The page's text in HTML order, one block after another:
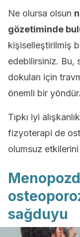
Ne olursa olsun
gözetiminde
kişiselleştirilmiş
edebilirsiniz. Bu,
dokuları için
önemli bir yöndür.
Tıpkı iyi
fizyoterapi de
olumsuz etkilerini
sağduyu